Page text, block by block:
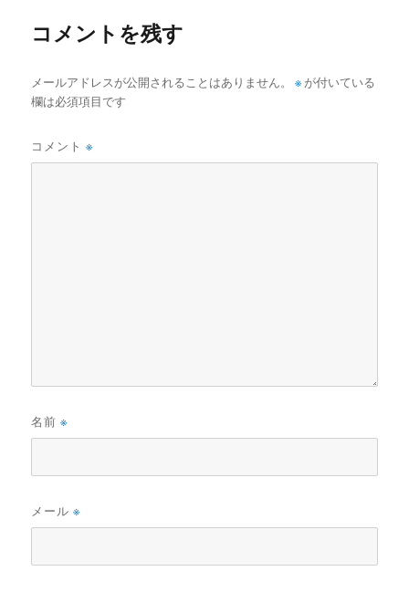
コメントを残す
メールアドレスが公開されることはありません。 ※ が付いている
欄は必須項目です
コメント※
名前※
メール※